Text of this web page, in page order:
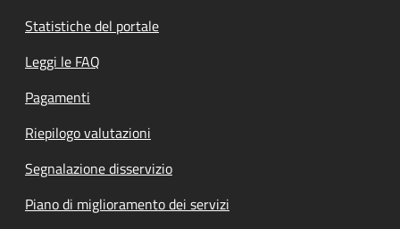
Statistiche del portale
Leggi le FAQ
Pagamenti
Riepilogo valutazioni
Segnalazione disservizio
Piano di miglioramento dei servizi